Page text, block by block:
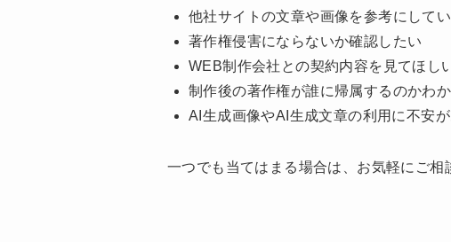
他社サイトの文章や画像を参考にして
著作権侵害にならないか確認したい
WEB制作会社との契約内容を見てほし
制作後の著作権が誰に帰属するのかわ
AI生成画像やAI生成文章の利用に不安が
一つでも当てはまる場合は、お気軽にご相